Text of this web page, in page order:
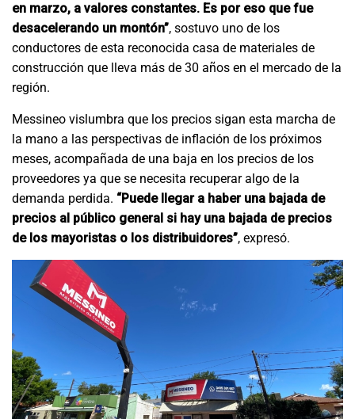
en marzo, a valores constantes. Es por eso que fue
desacelerando un montón”, sostuvo uno de los
conductores de esta reconocida casa de materiales de
construcción que lleva más de 30 años en el mercado de la
región.
Messineo vislumbra que los precios sigan esta marcha de
la mano a las perspectivas de inflación de los próximos
meses, acompañada de una baja en los precios de los
proveedores ya que se necesita recuperar algo de la
demanda perdida. “Puede llegar a haber una bajada de
precios al público general si hay una bajada de precios
de los mayoristas o los distribuidores”, expresó.